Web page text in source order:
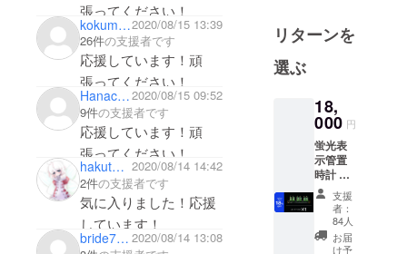
張ってください！
kokumako2020/08/15 13:39
26件の支援者です
応援しています！頑
張ってください！
Hanacoya2020/08/15 09:52
9件の支援者です
応援しています！頑
張ってください！
hakutou_midori 2020/08/14 14:42
2件の支援者です
気に入りました！応援
しています！
bride72ac 2020/08/14 13:08
設計・取扱
です。他
は一線を隔
した個性的
なメーカー
として幅広
い年齢層に
定評を得て
おり、その
リターンを
選ぶ
18,
000 円
蛍光表
示管置
時計 1
個 送
料・消
費税込
み 通常
販売価
支援
者：
84人
お届
け予